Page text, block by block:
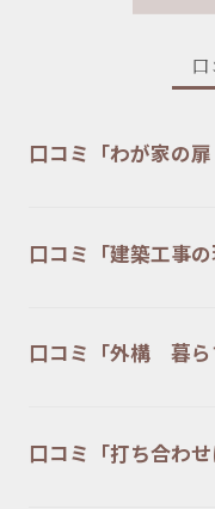
口コミ「わが家の
口コミ「建築工事の
口コミ「外構 暮ら
口コミ「打ち合わせ